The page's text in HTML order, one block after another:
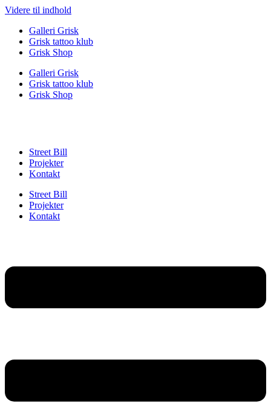
Videre til indhold
Galleri Grisk
Grisk tattoo klub
Grisk Shop
Galleri Grisk
Grisk tattoo klub
Grisk Shop
Street Bill
Projekter
Kontakt
Street Bill
Projekter
Kontakt